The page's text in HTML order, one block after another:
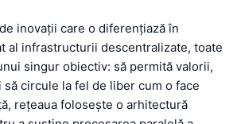
inovații care o diferențiază în
al infrastructurii descentralizate, toate
singur obiectiv: să permită valorii,
circule la fel de liber cum o face
rețeaua folosește o arhitectură